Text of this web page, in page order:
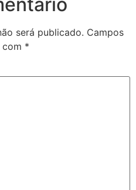
será publicado. Campos
*